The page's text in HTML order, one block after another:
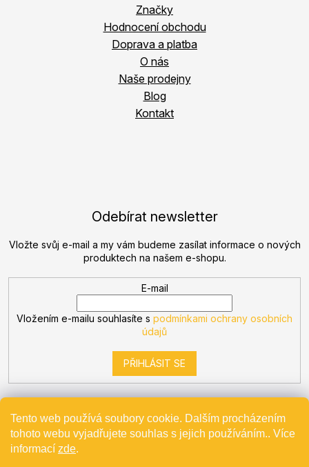
Tento web používá soubory cookie. Dalším procházením
tohoto webu vyjadřujete souhlas s jejich používáním.. Více
informací zde.
Značky
Hodnocení obchodu
Doprava a platba
O nás
Naše prodejny
Blog
Kontakt
Odebírat newsletter
Vložte svůj e-mail a my vám budeme zasílat informace o nových
produktech na našem e-shopu.
E-mail
Vložením e-mailu souhlasíte s podmínkami ochrany osobních
údajů
PŘIHLÁSIT SE